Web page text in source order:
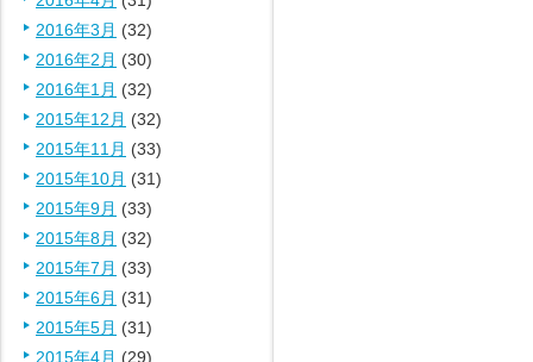
2016年3月 (32)
2016年2月 (30)
2016年1月 (32)
2015年12月 (32)
2015年11月 (33)
2015年10月 (31)
2015年9月 (33)
2015年8月 (32)
2015年7月 (33)
2015年6月 (31)
2015年5月 (31)
2015年4月 (29)